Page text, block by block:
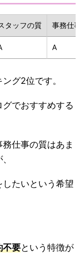
タッフの質 事務仕
A
グ2位です。
でおすすめする
仕事の質はあま
たいという希望
不要という特徴が